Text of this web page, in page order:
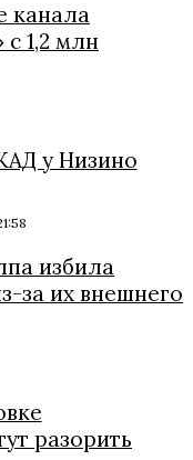
канала
1,2 млн
у Низино
избила
за их внешнего
разорить